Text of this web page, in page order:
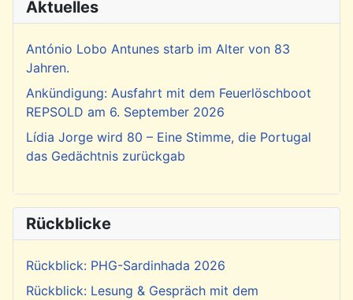
Aktuelles
António Lobo Antunes starb im Alter von 83
Jahren.
Ankündigung: Ausfahrt mit dem Feuerlöschboot
REPSOLD am 6. September 2026
Lídia Jorge wird 80 – Eine Stimme, die Portugal
das Gedächtnis zurückgab
Rückblicke
Rückblick: PHG-Sardinhada 2026
Rückblick: Lesung & Gespräch mit dem